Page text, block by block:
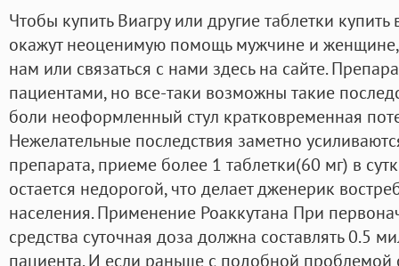
Чтобы купить Виагру или другие таблетки
окажут неоценимую помощь мужчине и
нам или связаться с нами здесь на сайте.
пациентами, но все-таки возможны такие
боли неоформленный стул кратковременная
Нежелательные последствия заметно
препарата, приеме более 1 таблетки(60 мг) в
остается недорогой, что делает дженерик
населения. Применение Роаккутана При
средства суточная доза должна составлять 0.5
пациента. И если раньше с подобной проблемой